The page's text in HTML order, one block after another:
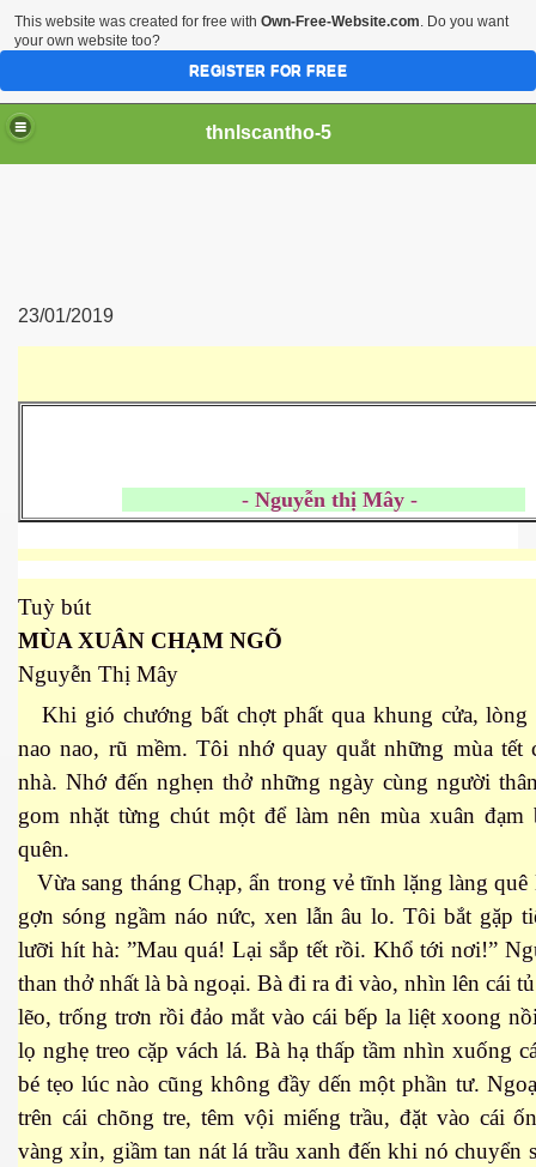
thnlscantho-5
23/01/2019
- Nguyễn thị Mây -
Tuỳ bút
MÙA XUÂN CHẠM NGÕ
Nguyễn Thị Mây
Khi gió chướng bất chợt phất qua khung cửa, lòng
nao nao, rũ mềm. Tôi nhớ quay quắt những mùa tết
nhà. Nhớ đến nghẹn thở những ngày cùng người
gom nhặt từng chút một để làm nên mùa xuân đạm
quên.
Vừa sang tháng Chạp, ẩn trong vẻ tĩnh lặng làng quê
gợn sóng ngầm náo nức, xen lẫn âu lo. Tôi bắt gặp
lưỡi hít hà: ”Mau quá! Lại sắp tết rồi. Khổ tới nơi!”
than thở nhất là bà ngoại. Bà đi ra đi vào, nhìn lên cái
lẽo, trống trơn rồi đảo mắt vào cái bếp la liệt xoong
lọ nghẹ treo cặp vách lá. Bà hạ thấp tầm nhìn xuống
bé tẹo lúc nào cũng không đầy dến một phần tư.
trên cái chõng tre, têm vội miếng trầu, đặt vào cái
vàng xỉn, giầm tan nát lá trầu xanh đến khi nó chuyển
2015
This website was created for free with Own-Free-Website.com. Do you want
your own website too?
REGISTER FOR FREE